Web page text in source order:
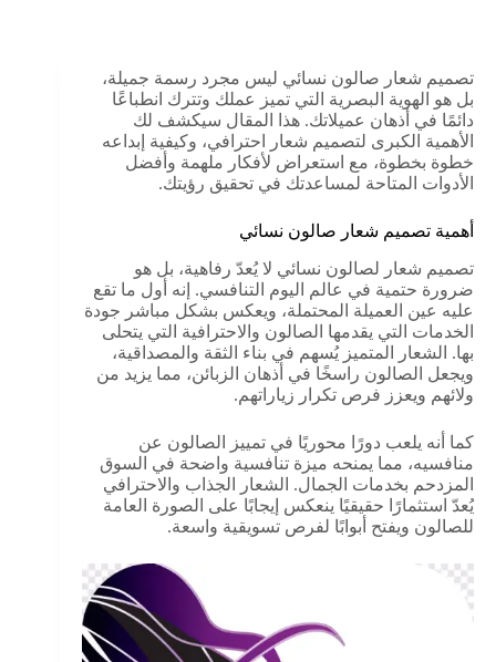
تصميم شعار صالون نسائي ليس مجرد رسمة جميلة،
بل هو الهوية البصرية التي تميز عملك وتترك انطباعًا
دائمًا في أذهان عميلاتك. هذا المقال سيكشف لك
الأهمية الكبرى لتصميم شعار احترافي، وكيفية إبداعه
خطوة بخطوة، مع استعراض لأفكار ملهمة وأفضل
الأدوات المتاحة لمساعدتك في تحقيق رؤيتك.
أهمية تصميم شعار صالون نسائي
تصميم شعار لصالون نسائي لا يُعدّ رفاهية، بل هو
ضرورة حتمية في عالم اليوم التنافسي. إنه أول ما تقع
عليه عين العميلة المحتملة، ويعكس بشكل مباشر جودة
الخدمات التي يقدمها الصالون والاحترافية التي يتحلى
بها. الشعار المتميز يُسهم في بناء الثقة والمصداقية،
ويجعل الصالون راسخًا في أذهان الزبائن، مما يزيد من
ولائهم ويعزز فرص تكرار زياراتهم.
كما أنه يلعب دورًا محوريًا في تمييز الصالون عن
منافسيه، مما يمنحه ميزة تنافسية واضحة في السوق
المزدحم بخدمات الجمال. الشعار الجذاب والاحترافي
يُعدّ استثمارًا حقيقيًا ينعكس إيجابًا على الصورة العامة
للصالون ويفتح أبوابًا لفرص تسويقية واسعة.